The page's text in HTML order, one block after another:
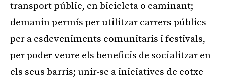
transport públic, en bicicleta o caminant;
demanin permís per utilitzar carrers públics
per a esdeveniments comunitaris i festivals,
per poder veure els beneficis de socialitzar en
els seus barris; unir-se a iniciatives de cotxe